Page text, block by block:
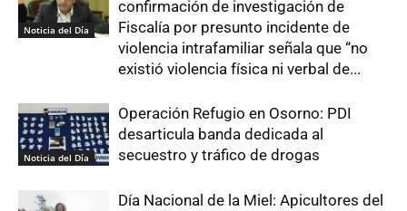
Noticia del Día
confirmación de investigación de
Fiscalía por presunto incidente de
violencia intrafamiliar señala que “no
existió violencia física ni verbal de...
Noticia del Día
Operación Refugio en Osorno: PDI
desarticula banda dedicada al
secuestro y tráfico de drogas
Día Nacional de la Miel: Apicultores del